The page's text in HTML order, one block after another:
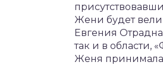
Жени будет
Евгения
так и в области,
Женя принимала